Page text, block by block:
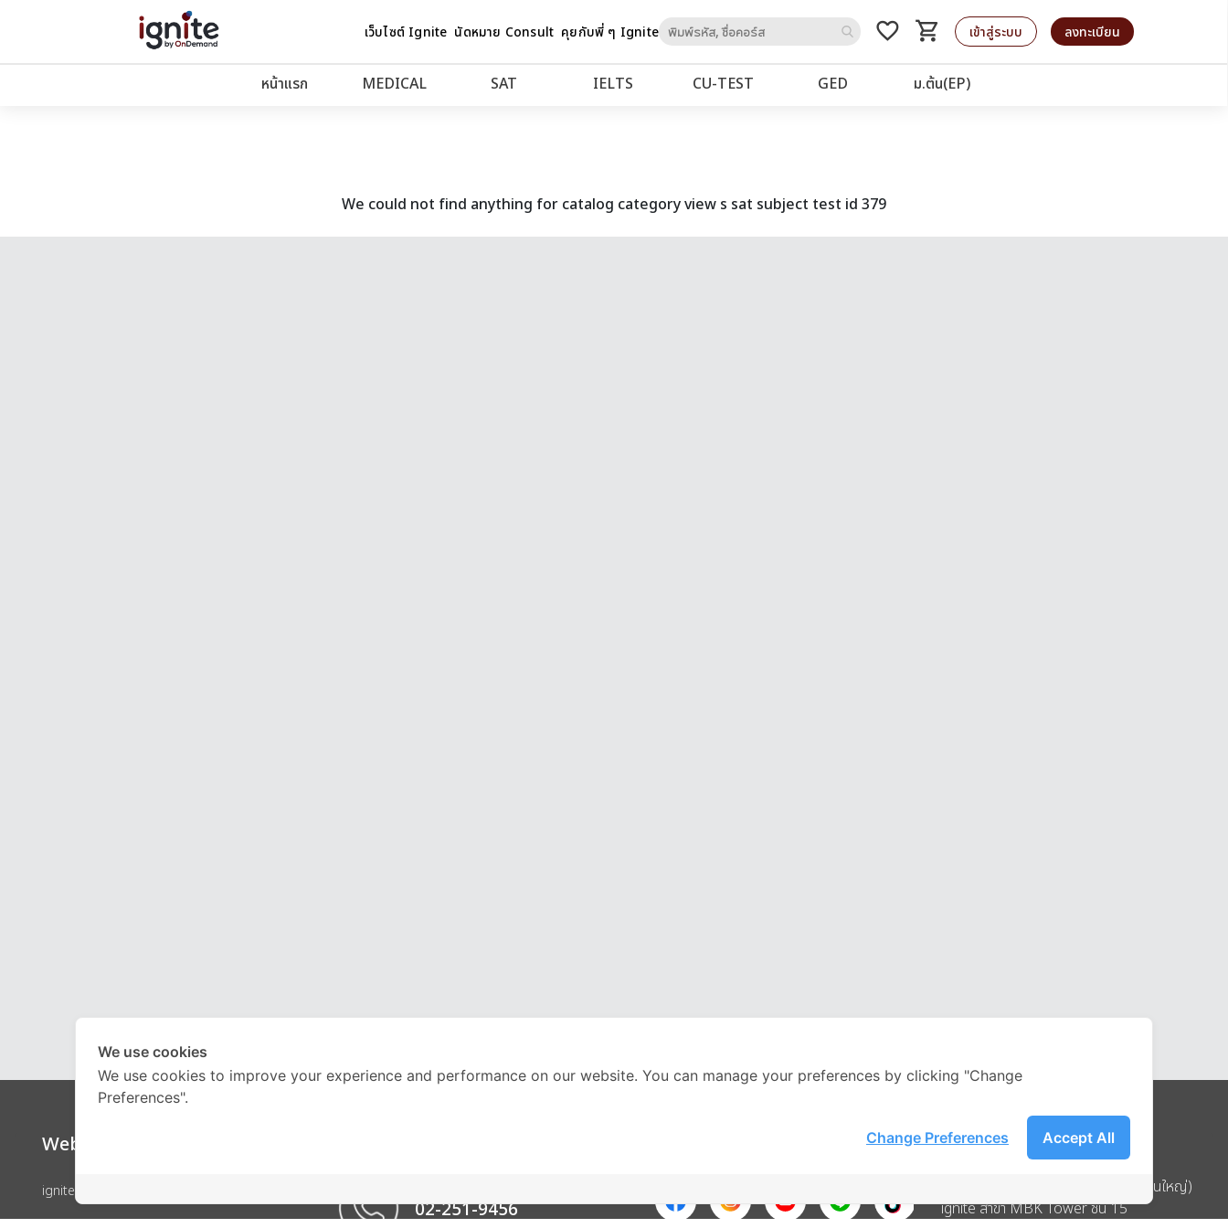
เว็บไซต์ Ignite นัดหมาย Consult คุยกับพี่ ๆ Igniteto
favorite_border shopping_cart
รถเข็น เข้าสู่ระบบ ลงทะเบียน
หน้าแรก MEDICAL SAT IELTS CU‑TEST GED ม.ต้น(EP)
We could not find anything for catalog category view s sat subject test id 379
Website
ignite by OnDemand
02-251-9456
Address
บริษัท อิกไนท์ เอ สตาร์ จำกัด (สำนักงานใหญ่)
ignite สาขา MBK Tower ชั้น 15
We use cookies
We use cookies to improve your experience and performance on our website. You can manage your preferences by clicking "Change
Preferences".
Accept All
Change Preferences